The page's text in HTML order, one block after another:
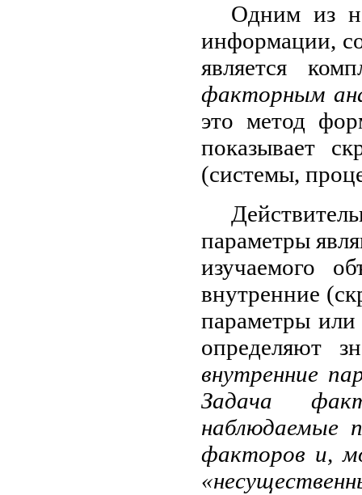
Одним из
информации,
является
факторным
это метод
показывает
(системы,
параметры
изучаемого
внутренние
параметры
определяют
внутренние
Задача
наблюдаемые
факторов и,